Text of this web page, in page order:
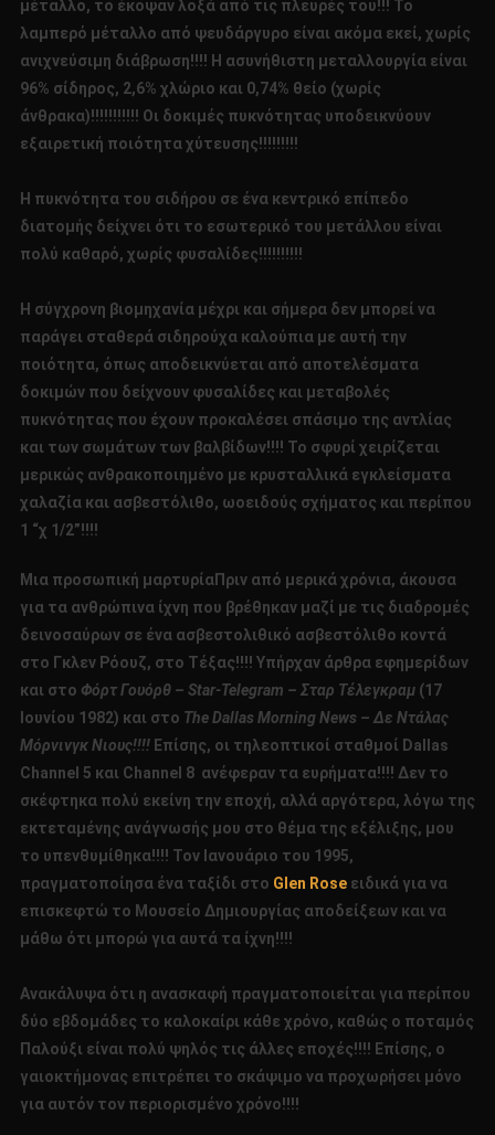
μέταλλο, το έκοψαν λοξά από τις πλευρές του!!! Το
λαμπερό μέταλλο από ψευδάργυρο είναι ακόμα εκεί, χωρίς
ανιχνεύσιμη διάβρωση!!!! Η ασυνήθιστη μεταλλουργία είναι
96% σίδηρος, 2,6% χλώριο και 0,74% θείο (χωρίς
άνθρακα)!!!!!!!!!!! Οι δοκιμές πυκνότητας υποδεικνύουν
εξαιρετική ποιότητα χύτευσης!!!!!!!!!
Η πυκνότητα του σιδήρου σε ένα κεντρικό επίπεδο
διατομής δείχνει ότι το εσωτερικό του μετάλλου είναι
πολύ καθαρό, χωρίς φυσαλίδες!!!!!!!!!!
Η σύγχρονη βιομηχανία μέχρι και σήμερα δεν μπορεί να
παράγει σταθερά σιδηρούχα καλούπια με αυτή την
ποιότητα, όπως αποδεικνύεται από αποτελέσματα
δοκιμών που δείχνουν φυσαλίδες και μεταβολές
πυκνότητας που έχουν προκαλέσει σπάσιμο της αντλίας
και των σωμάτων των βαλβίδων!!!! Το σφυρί χειρίζεται
μερικώς ανθρακοποιημένο με κρυσταλλικά εγκλείσματα
χαλαζία και ασβεστόλιθο, ωοειδούς σχήματος και περίπου
1 “χ 1/2”!!!!
Μια προσωπική μαρτυρίαΠριν από μερικά χρόνια, άκουσα
για τα ανθρώπινα ίχνη που βρέθηκαν μαζί με τις διαδρομές
δεινοσαύρων σε ένα ασβεστολιθικό ασβεστόλιθο κοντά
στο Γκλεν Ρόουζ, στο Τέξας!!!! Υπήρχαν άρθρα εφημερίδων
και στο Φόρτ Γουόρθ – Star-Telegram – Σταρ Τέλεγκραμ(17
Ιουνίου 1982) και στο The Dallas Morning News – Δε Ντάλας
Μόρνινγκ Νιους!!!! Επίσης, οι τηλεοπτικοί σταθμοί Dallas
Channel 5 και Channel 8 ανέφεραν τα ευρήματα!!!! Δεν το
σκέφτηκα πολύ εκείνη την εποχή, αλλά αργότερα, λόγω της
εκτεταμένης ανάγνωσής μου στο θέμα της εξέλιξης, μου
το υπενθυμίθηκα!!!! Τον Ιανουάριο του 1995,
πραγματοποίησα ένα ταξίδι στο Glen Roseειδικά για να
επισκεφτώ το Μουσείο Δημιουργίας αποδείξεων και να
μάθω ότι μπορώ για αυτά τα ίχνη!!!!
Ανακάλυψα ότι η ανασκαφή πραγματοποιείται για περίπου
δύο εβδομάδες το καλοκαίρι κάθε χρόνο, καθώς ο ποταμός
Παλούξι είναι πολύ ψηλός τις άλλες εποχές!!!! Επίσης, ο
γαιοκτήμονας επιτρέπει το σκάψιμο να προχωρήσει μόνο
για αυτόν τον περιορισμένο χρόνο!!!!